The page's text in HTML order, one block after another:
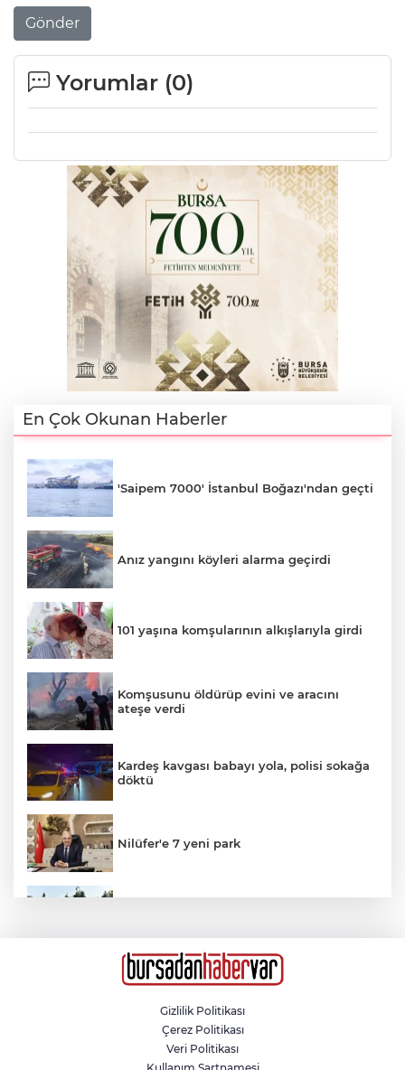
Gönder
Yorumlar (0)
En Çok Okunan Haberler
'Saipem 7000' İstanbul Boğazı'ndan geçti
Anız yangını köyleri alarma geçirdi
101 yaşına komşularının alkışlarıyla girdi
Komşusunu öldürüp evini ve aracını
ateşe verdi
Kardeş kavgası babayı yola, polisi sokağa
döktü
Nilüfer'e 7 yeni park
Uzmanlardan açlık krizini önleyen
Şenliğin En Güzeli Osmangazi’nin
Mahallelerinde Yaşanıyor
Gizlilik Politikası
Çerez Politikası
Veri Politikası